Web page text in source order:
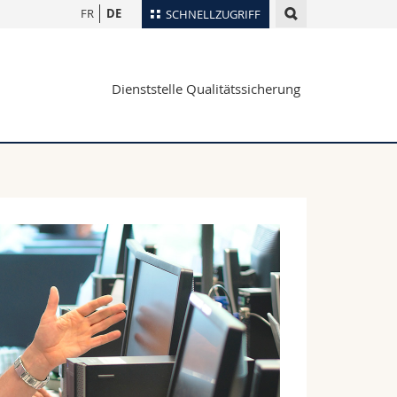
SCHNELLZUGRIFF
Ortsplan
Webmail
FR DE
Dienststelle Qualitätssicherung